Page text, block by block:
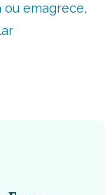
ou emagrece,